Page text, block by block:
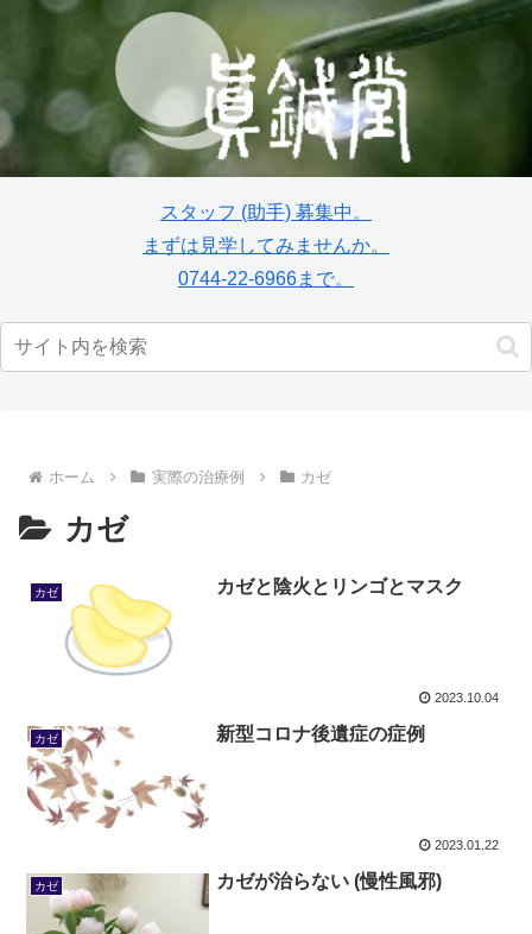
スタッフ (助手) 募集中。
まずは見学してみませんか。
0744-22-6966まで。
ホーム 実際の治療例 カゼ
カゼ
カゼ カゼと陰火とリンゴとマスク
2023.10.04
カゼ 新型コロナ後遺症の症例
2023.01.22
カゼ カゼが治らない (慢性風邪)